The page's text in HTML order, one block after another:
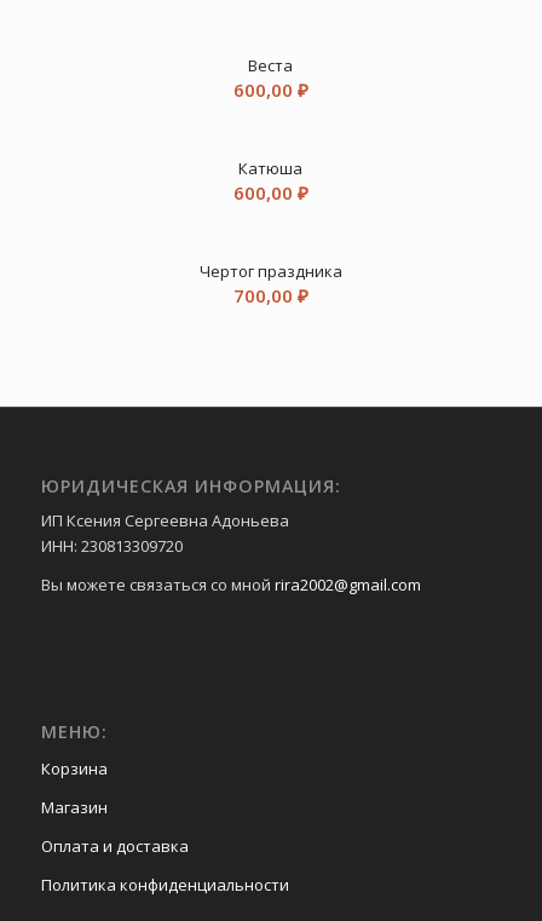
Веста
600,00 ₽
Катюша
600,00 ₽
Чертог праздника
700,00 ₽
ЮРИДИЧЕСКАЯ ИНФОРМАЦИЯ:
ИП Ксения Сергеевна Адоньева
ИНН: 230813309720
Вы можете связаться со мной rira2002@gmail.com
МЕНЮ:
Корзина
Магазин
Оплата и доставка
Политика конфиденциальности